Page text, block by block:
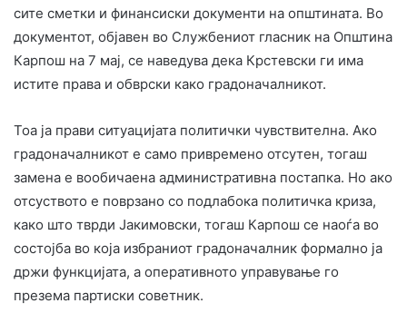
сите сметки и финансиски документи на општината. Во
документот, објавен во Службениот гласник на Општина
Карпош на 7 мај, се наведува дека Крстевски ги има
истите права и обврски како градоначалникот.
Тоа ја прави ситуацијата политички чувствителна. Ако
градоначалникот е само привремено отсутен, тогаш
замена е вообичаена административна постапка. Но ако
отсуството е поврзано со подлабока политичка криза,
како што тврди Јакимовски, тогаш Карпош се наоѓа во
состојба во која избраниот градоначалник формално ја
држи функцијата, а оперативното управување го
презема партиски советник.